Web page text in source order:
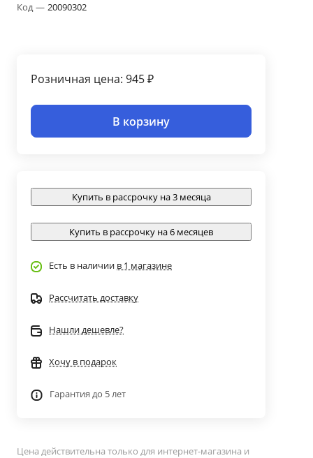
Код— 20090302
Розничная цена: 945 ₽
В корзину
Купить в рассрочку на 3 месяца
Купить в рассрочку на 6 месяцев
Есть в наличии в 1 магазине
Рассчитать доставку
Нашли дешевле?
Хочу в подарок
Гарантия до 5 лет
Цена действительна только для интернет-магазина и